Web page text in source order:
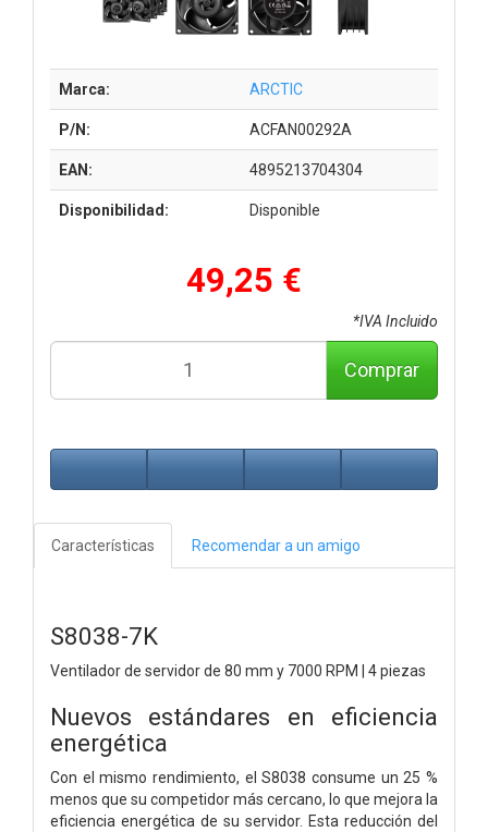
Marca: ARCTIC
P/N: ACFAN00292A
EAN: 4895213704304
Disponibilidad: Disponible
49,25 €
*IVA Incluido
Comprar
Características Recomendar a un amigo
S8038-7K
Ventilador de servidor de 80 mm y 7000 RPM | 4 piezas
Nuevos estándares en eficiencia
energética
Con el mismo rendimiento, el S8038 consume un 25 %
menos que su competidor más cercano, lo que mejora la
eficiencia energética de su servidor. Esta reducción del